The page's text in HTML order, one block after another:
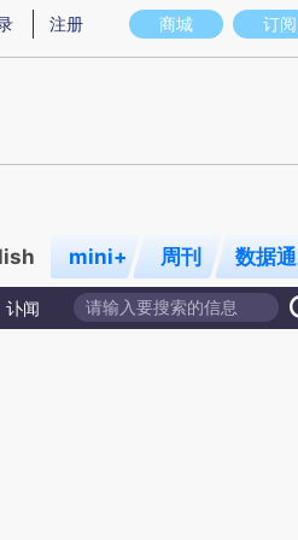
真实意图存在偏差。不代表财新观点和立
商城 订阅
注册
mini+ 周刊 数据通
讣闻